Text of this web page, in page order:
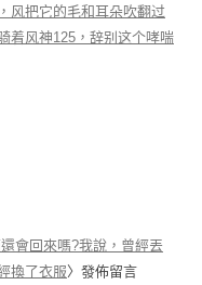
风把它的毛和耳朵吹翻过
着风神125，辞别这个哮喘
會回來嗎?我說，曾經丟
換了衣服〉發佈留言